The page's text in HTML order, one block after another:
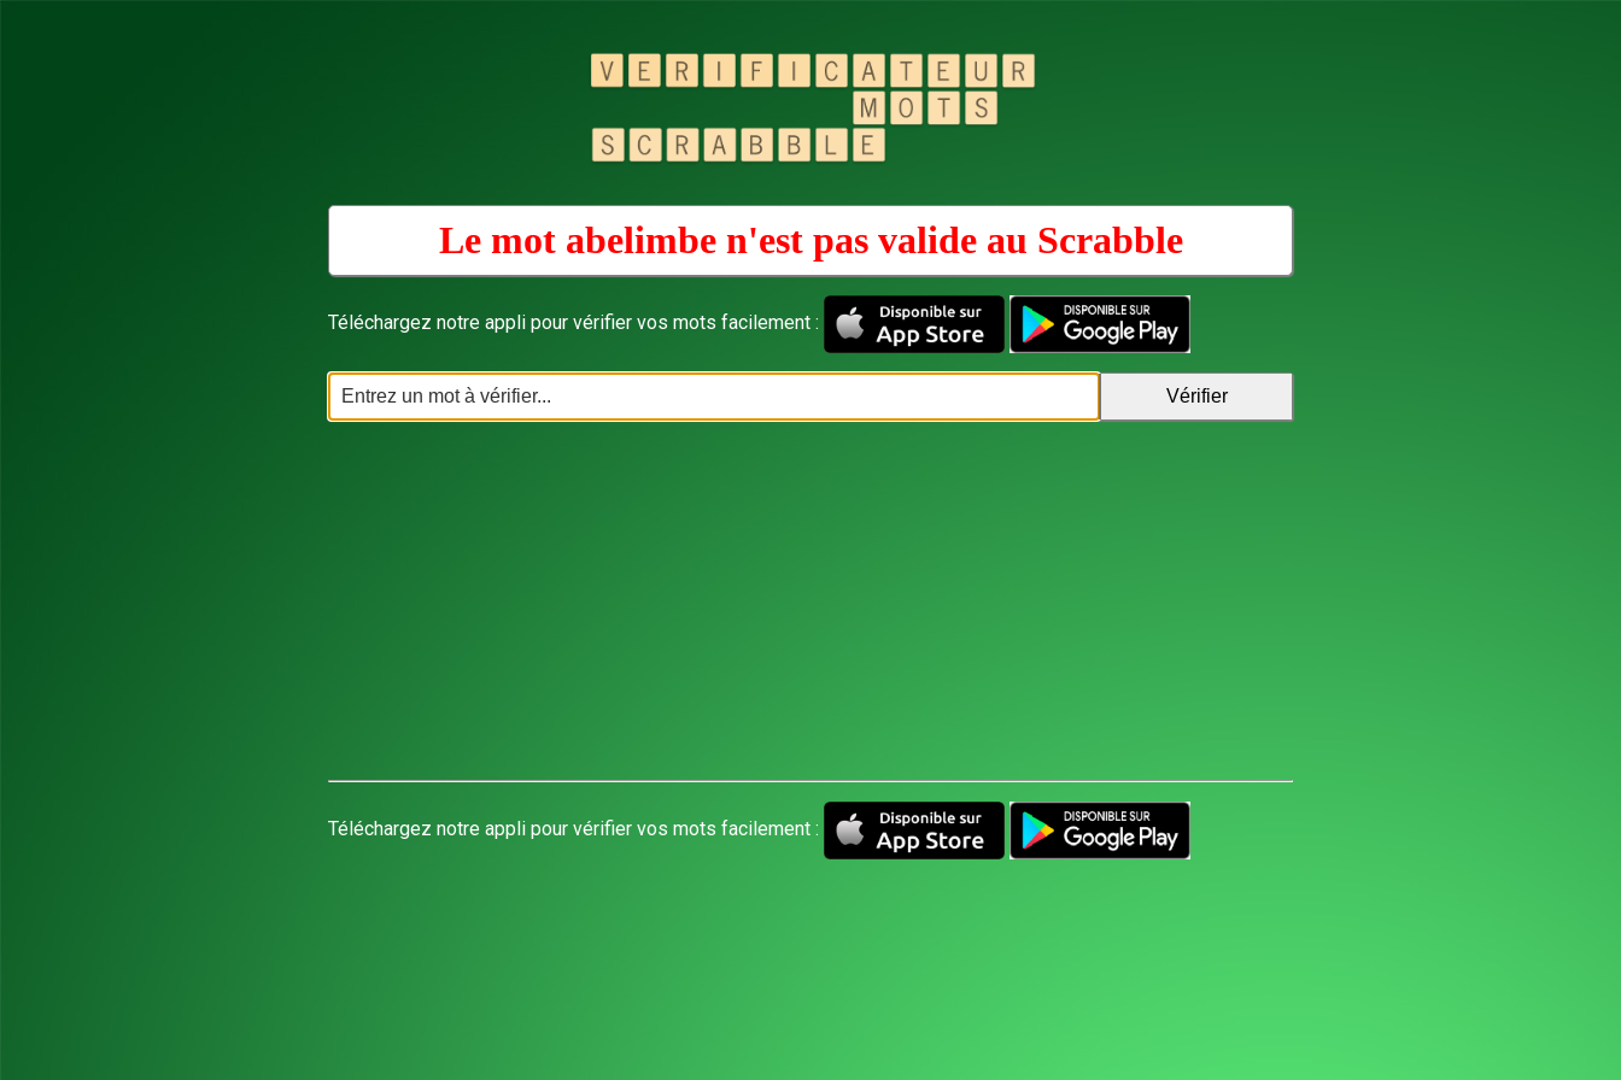
Le mot abelimbe n'est pas valide au Scrabble
Téléchargez notre appli pour vérifier vos mots facilement :
Téléchargez notre appli pour vérifier vos mots facilement :